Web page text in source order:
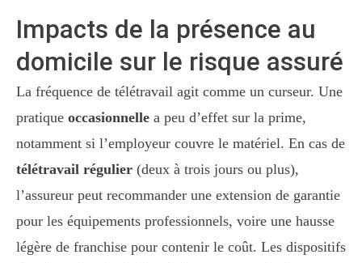
Impacts de la présence au
domicile sur le risque assuré
La fréquence de télétravail agit comme un curseur. Une
pratique occasionnelle a peu d’effet sur la prime,
notamment si l’employeur couvre le matériel. En cas de
télétravail régulier (deux à trois jours ou plus),
l’assureur peut recommander une extension de garantie
pour les équipements professionnels, voire une hausse
légère de franchise pour contenir le coût. Les dispositifs